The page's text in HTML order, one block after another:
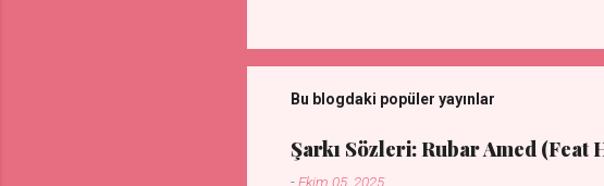
Bu blogdaki popüler yayınlar
Şarkı Sözleri: Rubar Amed (Feat
-Ekim 05, 2025